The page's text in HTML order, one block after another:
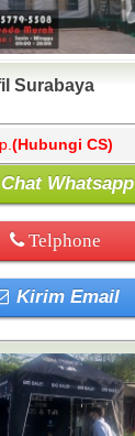
Surabaya
(Hubungi CS)
Chat Whatsapp
Telphone
Kirim Email